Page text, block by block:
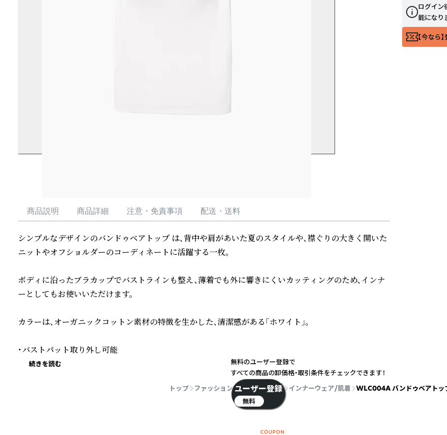
商品説明 商品詳細 注意・免責事項 配送・送料
シンプルなデザインのバンドゥベアトップ は、背中や肩があいた夏のスタイルや、襟ぐりの大きく開いた
ニットやオフショルダーのコーディネートに活躍する一枚。
ボディに沿ったブラカップでバストラインも整え、薄着でも外に響きにくいカッティングのため、インナ
ーとしてもお使いいただけます。
カラーは、オーガニックコットン素材の特徴を生かした、清潔感がある「ホワイト」。
・バストパット取り外し可能
続きを読む
ログイン
能になり
【今なら
トップ ファッション アンダーウェア インナーウェア/肌着 WLC004A バンドゥベアト
無料のユーザー登録で
すべての商品の卸価格・取引条件をチェックできます！
ユーザー登録
無料